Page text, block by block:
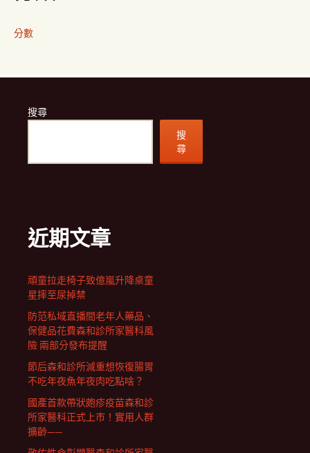
分數
搜尋
搜
尋
近期文章
頑童拉走椅子致億嵐升降桌童
星摔至尿掉禁
防范私域直播間老年人藥品、
保健品花費森和診所家醫科風
險 兩部分發布提醒
節后森和診所減重想恢復腸胃
不吃年夜魚年夜肉吃點啥？
國產首款帶狀皰疹疫苗森和診
所家醫科正式上市！實用人群
擴齡——